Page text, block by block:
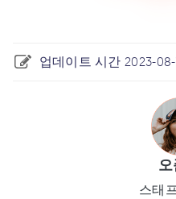
업데이트 시간 2023-
스태